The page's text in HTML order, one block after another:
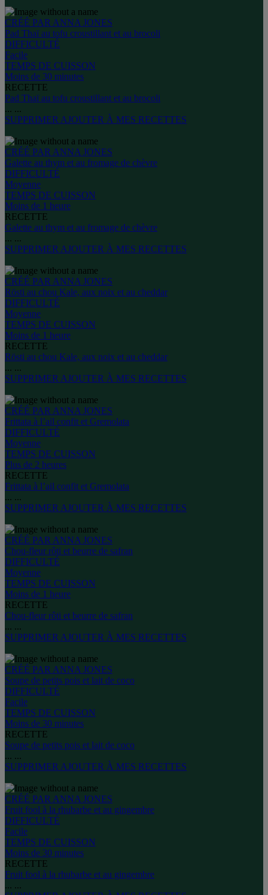
CRÉÉ PAR ANNA JONES
Pad Thaï au tofu croustillant et au brocoli
DIFFICULTÉ
Facile
TEMPS DE CUISSON
Moins de 30 minutes
RECETTE
Pad Thaï au tofu croustillant et au brocoli
... ...
SUPPRIMER AJOUTER À MES RECETTES
CRÉÉ PAR ANNA JONES
Galette au thym et au fromage de chèvre
DIFFICULTÉ
Moyenne
TEMPS DE CUISSON
Moins de 1 heure
RECETTE
Galette au thym et au fromage de chèvre
... ...
SUPPRIMER AJOUTER À MES RECETTES
CRÉÉ PAR ANNA JONES
Rösti au chou Kale, aux noix et au cheddar
DIFFICULTÉ
Moyenne
TEMPS DE CUISSON
Moins de 1 heure
RECETTE
Rösti au chou Kale, aux noix et au cheddar
... ...
SUPPRIMER AJOUTER À MES RECETTES
CRÉÉ PAR ANNA JONES
Frittata à l’ail confit et Gremolata
DIFFICULTÉ
Moyenne
TEMPS DE CUISSON
Plus de 2 heures
RECETTE
Frittata à l’ail confit et Gremolata
... ...
SUPPRIMER AJOUTER À MES RECETTES
CRÉÉ PAR ANNA JONES
Chou-fleur rôti et beurre de safran
DIFFICULTÉ
Moyenne
TEMPS DE CUISSON
Moins de 1 heure
RECETTE
Chou-fleur rôti et beurre de safran
... ...
SUPPRIMER AJOUTER À MES RECETTES
CRÉÉ PAR ANNA JONES
Soupe de petits pois et lait de coco
DIFFICULTÉ
Facile
TEMPS DE CUISSON
Moins de 30 minutes
RECETTE
Soupe de petits pois et lait de coco
... ...
SUPPRIMER AJOUTER À MES RECETTES
CRÉÉ PAR ANNA JONES
Fruit fool à la rhubarbe et au gingembre
DIFFICULTÉ
Facile
TEMPS DE CUISSON
Moins de 30 minutes
RECETTE
Fruit fool à la rhubarbe et au gingembre
... ...